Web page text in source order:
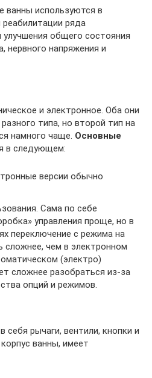
ванны используются в
ряда
улучшения общего состояния
нервного напряжения и
и электронное. Оба они
типа, но второй тип на
намного чаще. Основные
в следующем:
версии обычно
Сама по себе
управления проще, но в
переключение с режима на
сложнее, чем в электронном
(электро)
сложнее разобраться из-за
опций и режимов.
себя рычаги, вентили, кнопки и
ванны, имеет